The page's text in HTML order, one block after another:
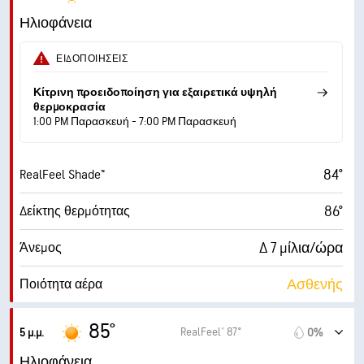
Ριπές ανέμου
Υγρασία
Σημείο δρόσου 64° F
AccuLumen Brightness Index™
30000 πδ
Ηλιοφάνεια
ΕΙΔΟΠΟΙΉΣΕΙΣ
Κίτρινη προειδοποίηση για εξαιρετικά υψηλή
θερμοκρασία
1:00 PM Παρασκευή - 7:00 PM Παρασκευή
RealFeel Shade™ 84°
Δείκτης θερμότητας 86°
Άνεμος Δ 7 μίλια/ώρα
Ποιότητα αέρα Ασθενής
Μέγιστος δείκτης UV
Ριπές ανέμου
5 μ.μ. 85° RealFeel® 87° 0%